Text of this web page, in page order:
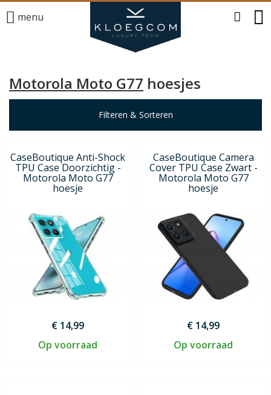
menu
Motorola Moto G77 hoesjes
Filteren & Sorteren
CaseBoutique Anti-Shock
TPU Case Doorzichtig -
Motorola Moto G77
hoesje
€ 14,99
Op voorraad
CaseBoutique Camera
Cover TPU Case Zwart -
Motorola Moto G77
hoesje
€ 14,99
Op voorraad